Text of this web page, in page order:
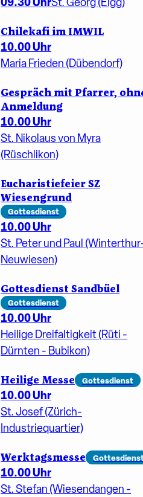
Chilekafi im IMWIL
10.00 Uhr
Maria Frieden (Dübendorf)
Gespräch mit Pfarrer,
Anmeldung
10.00 Uhr
St. Nikolaus von Myra
(Rüschlikon)
Eucharistiefeier SZ
Wiesengrund
Gottesdienst
10.00 Uhr
St. Peter und Paul
Neuwiesen)
Gottesdienst Sandbüel
Gottesdienst
10.00 Uhr
Heilige Dreifaltigkeit (Rüti -
Dürnten - Bubikon)
Heilige Messe Gottesdienst
10.00 Uhr
St. Josef (Zürich-
Industriequartier)
Werktagsmesse
10.00 Uhr
St. Stefan (Wiesendangen -